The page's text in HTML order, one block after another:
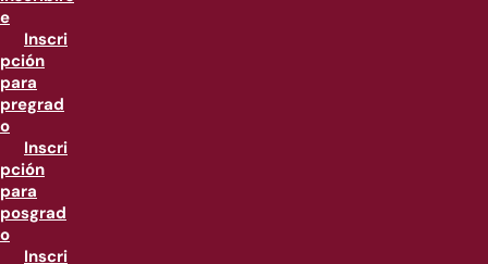
e
Inscri
pción
para
pregrad
o
Inscri
pción
para
posgrad
o
Inscri